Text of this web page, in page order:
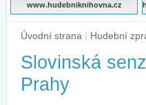
www.hudebniknihovna.cz
Úvodní strana | Hudební
Slovinská
Prahy